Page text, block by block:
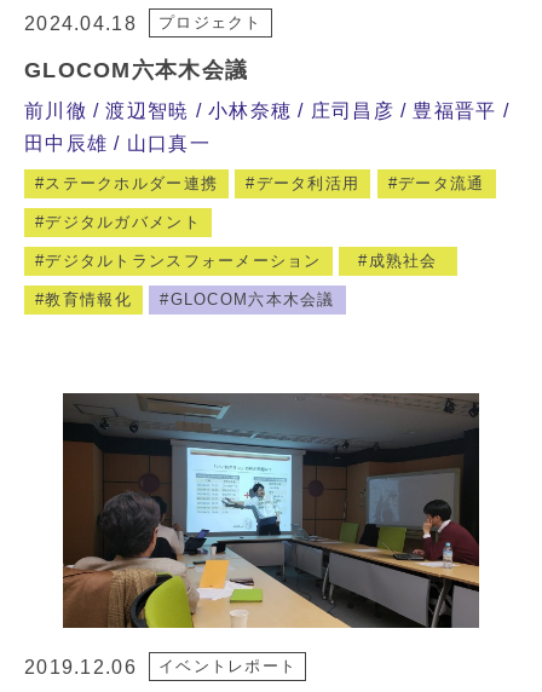
2024.04.18 プロジェクト
GLOCOM六本木会議
前川徹 渡辺智暁 小林奈穂 庄司昌彦
豊福晋平
田中辰雄
山口真一
ステークホルダー連携 データ利活用 データ流通
デジタルガバメント
デジタルトランスフォーメーション 成熟社会
教育情報化 GLOCOM六本木会議
2019.12.06 イベントレポート